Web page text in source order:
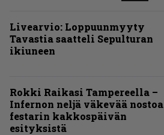
Livearvio: Loppuunmyyty
Tavastia saatteli Sepulturan
ikiuneen
Rokki Raikasi Tampereella –
Infernon neljä väkevää nostoa
festarin kakkospäivän
esityksistä